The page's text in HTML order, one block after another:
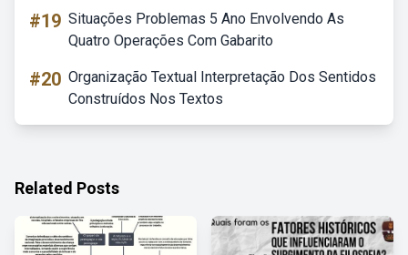
#19 Situações Problemas 5 Ano Envolvendo As
Quatro Operações Com Gabarito
#20 Organização Textual Interpretação Dos Sentidos
Construídos Nos Textos
Related Posts